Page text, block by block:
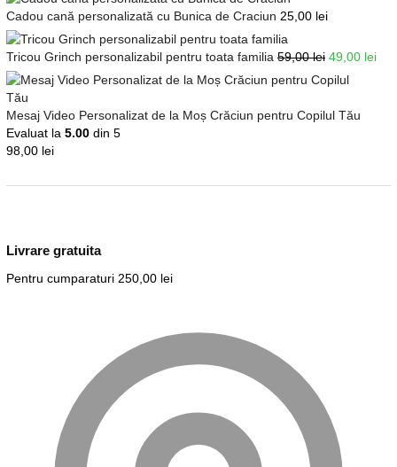
Cadou cană personalizată cu Bunica de Craciun 25,00 lei
Tricou Grinch personalizabil pentru toata familia 59,00lei 49,00 lei
Mesaj Video Personalizat de la Moș Crăciun pentru Copilul Tău
Evaluat la 5.00 din 5
98,00 lei
Livrare gratuita
Pentru cumparaturi 250,00 lei